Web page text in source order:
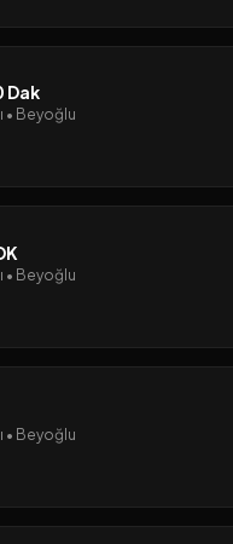
Dak
• Beyoğlu
• Beyoğlu
• Beyoğlu